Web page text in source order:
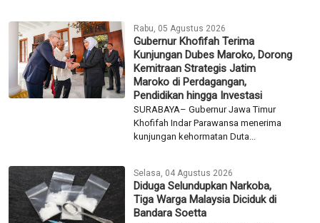
DEPOK - Tim Subdirektorat Reserse
Mobil (Subdit Resmob) Direktorat
Reserse Kriminal Umum...
Rabu, 05 Agustus 2026
Menhub Dudy Pastikan
Penanganan Korban dan
Investigasi KMP Mutiara Sentosa
pascainsiden kebakaran KMP Mutiara
Sentosa II di perairan utara...